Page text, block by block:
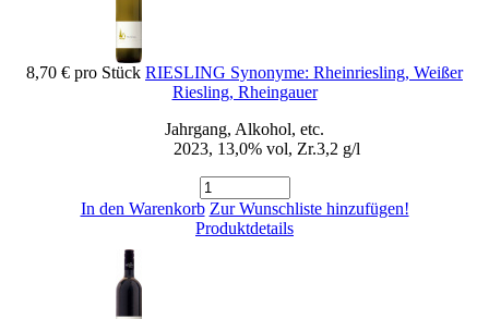
8,70 € pro Stück RIESLING Synonyme: Rheinriesling, Weißer
Riesling, Rheingauer
Jahrgang, Alkohol, etc.
2023, 13,0% vol, Zr.3,2 g/l
In den Warenkorb Zur Wunschliste hinzufügen!
Produktdetails